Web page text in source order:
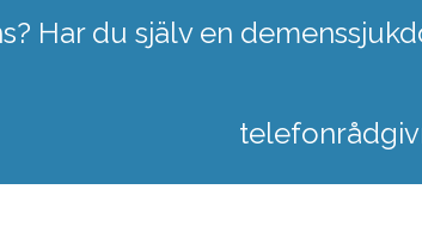
Har du själv en